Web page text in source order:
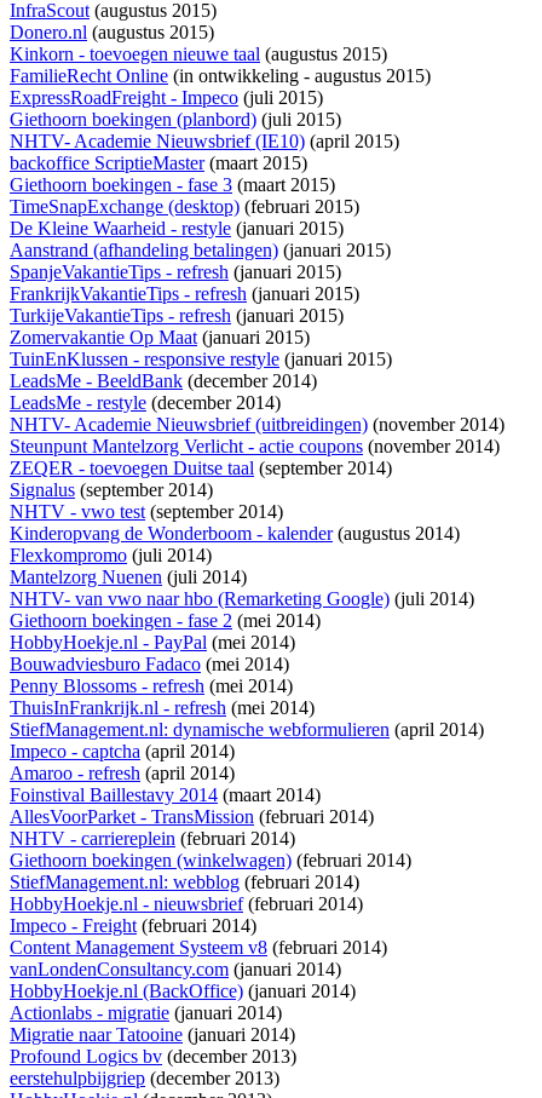
InfraScout(augustus 2015)
Donero.nl (augustus 2015)
Kinkorn - toevoegen nieuwe taal (augustus 2015)
FamilieRecht Online (in ontwikkeling - augustus 2015)
ExpressRoadFreight - Impeco (juli 2015)
Giethoorn boekingen (planbord) (juli 2015)
NHTV- Academie Nieuwsbrief (IE10) (april 2015)
backoffice ScriptieMaster(maart 2015)
Giethoorn boekingen - fase 3 (maart 2015)
TimeSnapExchange (desktop) (februari 2015)
De Kleine Waarheid - restyle (januari 2015)
Aanstrand (afhandeling betalingen) (januari 2015)
SpanjeVakantieTips - refresh (januari 2015)
FrankrijkVakantieTips - refresh (januari 2015)
TurkijeVakantieTips - refresh (januari 2015)
Zomervakantie Op Maat(januari 2015)
TuinEnKlussen - responsive restyle (januari 2015)
LeadsMe - BeeldBank (december 2014)
LeadsMe - restyle (december 2014)
NHTV- Academie Nieuwsbrief (uitbreidingen) (november 2014)
Steunpunt Mantelzorg Verlicht - actie coupons (november 2014)
ZEQER - toevoegen Duitse taal (september 2014)
Signalus (september 2014)
NHTV - vwo test(september 2014)
Kinderopvang de Wonderboom - kalender(augustus 2014)
Flexkompromo (juli 2014)
Mantelzorg Nuenen (juli 2014)
NHTV- van vwo naar hbo (Remarketing Google) (juli 2014)
Giethoorn boekingen - fase 2 (mei 2014)
HobbyHoekje.nl - PayPal (mei 2014)
Bouwadviesburo Fadaco (mei 2014)
Penny Blossoms - refresh (mei 2014)
ThuisInFrankrijk.nl - refresh (mei 2014)
StiefManagement.nl: dynamische webformulieren (april 2014)
Impeco - captcha (april 2014)
Amaroo - refresh (april 2014)
Foinstival Baillestavy 2014 (maart 2014)
AllesVoorParket - TransMission (februari 2014)
NHTV - carriereplein (februari 2014)
Giethoorn boekingen (winkelwagen) (februari 2014)
StiefManagement.nl: webblog (februari 2014)
HobbyHoekje.nl - nieuwsbrief(februari 2014)
Impeco - Freight(februari 2014)
Content Management Systeem v8 (februari 2014)
vanLondenConsultancy.com (januari 2014)
HobbyHoekje.nl (BackOffice) (januari 2014)
Actionlabs - migratie (januari 2014)
Migratie naar Tatooine (januari 2014)
Profound Logics bv (december 2013)
eerstehulpbijgriep (december 2013)